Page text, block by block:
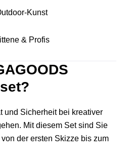
Kunst
& Profis
und Sicherheit bei kreativer
Mit diesem Set sind Sie
der ersten Skizze bis zum